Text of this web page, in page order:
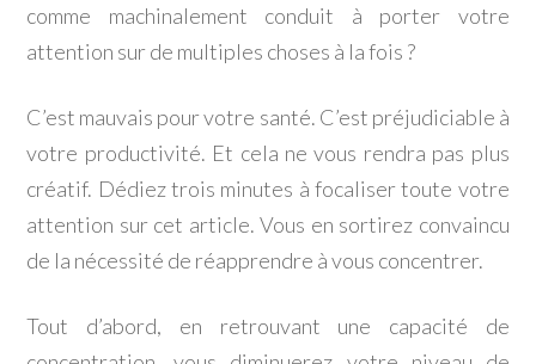
comme machinalement conduit à porter votre
attention sur de multiples choses à la fois ?
C’est mauvais pour votre santé. C’est préjudiciable à
votre productivité. Et cela ne vous rendra pas plus
créatif. Dédiez trois minutes à focaliser toute votre
attention sur cet article. Vous en sortirez convaincu
de la nécessité de réapprendre à vous concentrer.
Tout d’abord, en retrouvant une capacité de